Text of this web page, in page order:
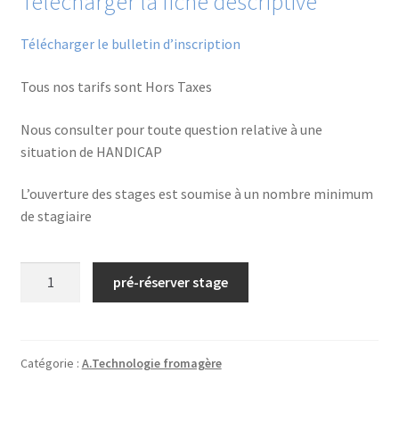
Télécharger le bulletin d’inscription
Tous nos tarifs sont Hors Taxes
Nous consulter pour toute question relative à une
situation de HANDICAP
L’ouverture des stages est soumise à un nombre minimum
de stagiaire
Les
pré-réserver stage
Catégorie : A.Technologie fromagère